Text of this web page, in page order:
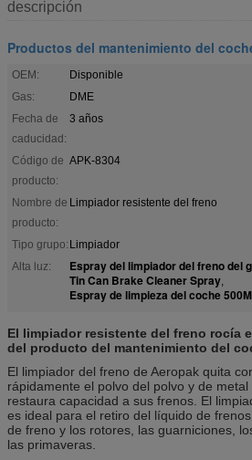
descripción
Productos del mantenimiento del
OEM:
Disponible
Gas:
DME
Fecha de
caducidad:
3 años
Código de
producto:
APK-8304
Nombre de
producto:
Limpiador resistente del freno
Tipo grupo: Limpiador
Alta luz:
Espray del limpiador del freno del
Tin Can Brake Cleaner Spray,
Espray de limpieza del coche
El limpiador resistente del freno rocía
del producto del mantenimiento del
El limpiador del freno de Aeropak quita
rápidamente el polvo del polvo y de
restaura capacidad a sus frenos. El
es ideal para el retiro del líquido de
de freno y los rotores, las guarniciones,
las primaveras.